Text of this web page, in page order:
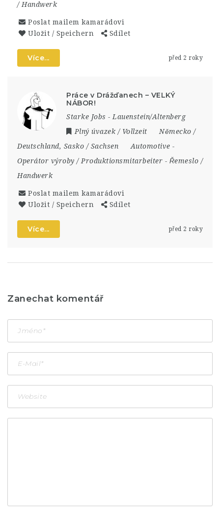
/ Handwerk
Poslat mailem kamarádovi
Uložit / Speichern
Sdílet
Více... před 2 roky
Práce v Drážďanech – VELKÝ
NÁBOR!
Starke Jobs - Lauenstein/Altenberg
Plný úvazek / Vollzeit
Německo /
Deutschland, Sasko / Sachsen Automotive -
Operátor výroby / Produktionsmitarbeiter - Řemeslo /
Handwerk
Poslat mailem kamarádovi
Uložit / Speichern
Sdílet
Více... před 2 roky
Zanechat komentář